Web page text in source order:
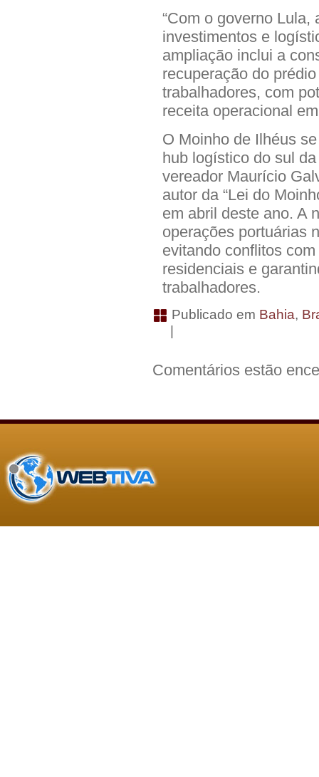
“Com o governo
investimentos e
ampliação inclui a
recuperação do
trabalhadores, com
receita operacional
O Moinho de Ilhéus
hub logístico do sul
vereador Maurício
autor da “Lei do
em abril deste ano. A
operações portuárias
evitando conflitos
residenciais e
trabalhadores.
Publicado em Bahia,
Comentários estão